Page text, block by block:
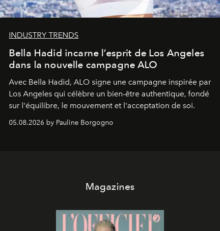
INDUSTRY TRENDS
Bella Hadid incarne l’esprit de Los Angeles
dans la nouvelle campagne ALO
Avec Bella Hadid, ALO signe une campagne inspirée par
Los Angeles qui célèbre un bien-être authentique, fondé
sur l'équilibre, le mouvement et l'acceptation de soi.
05.08.2026 by Pauline Borgogno
Magazines